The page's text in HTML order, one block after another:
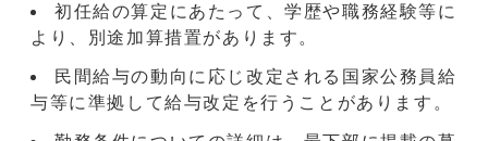
初任給の算定にあたって、学歴や職務経験等に
より、別途加算措置があります。
民間給与の動向に応じ改定される国家公務員給
与等に準拠して給与改定を行うことがあります。